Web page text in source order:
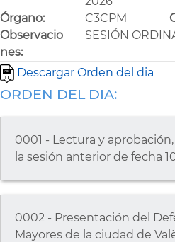
Órgano:
C3CPM
Observacio
nes:
SESIÓN
Descargar Orden del dia
ORDEN DEL DIA:
0001 - Lectura y
la sesión anterior de fecha
0002 - Presentación del
Mayores de la ciudad de